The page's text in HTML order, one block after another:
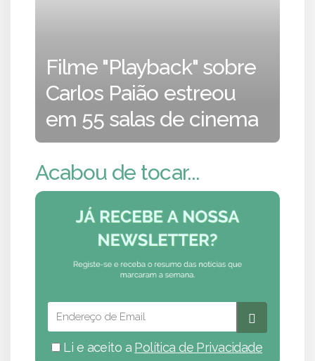
Filme "Playback" sobre
Carlos Paião estreou
em 55 salas de cinema
Acabou de tocar...
Li e aceito a Política de Privacidade